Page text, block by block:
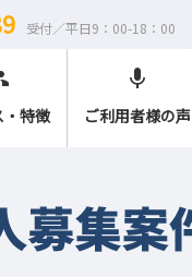
受付／平日9：00-18：00
特徴
mic
ご利用者様の声